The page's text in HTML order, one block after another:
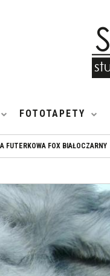
FOTOTAPETY
FUTERKOWA FOX BIAŁOCZARNY